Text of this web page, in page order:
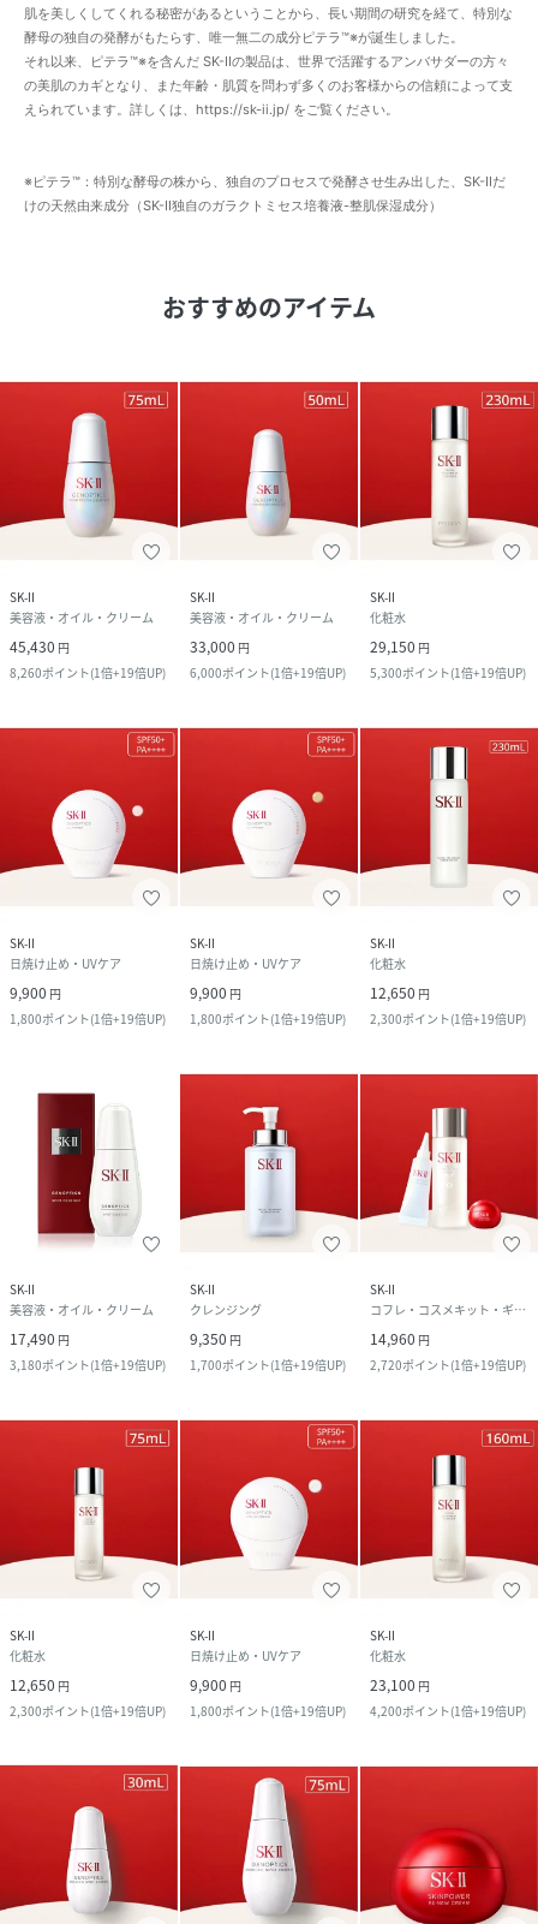
肌を美しくしてくれる秘密があるということから、長い期間の研究を経て、特別な
酵母の独自の発酵がもたらす、唯一無二の成分ピテラ™※が誕生しました。
それ以来、ピテラ™※を含んだ SK-IIの製品は、世界で活躍するアンバサダーの方々
の美肌のカギとなり、また年齢・肌質を問わず多くのお客様からの信頼によって支
えられています。詳しくは、https://sk-ii.jp/ をご覧ください。
※ピテラ™：特別な酵母の株から、独自のプロセスで発酵させ生み出した、SK-IIだ
けの天然由来成分（SK-II独自のガラクトミセス培養液-整肌保湿成分）
おすすめのアイテム
SK-II
美容液・オイル・クリーム
45,430 円
8,260ポイント(1倍+19倍UP)
SK-II
美容液・オイル・クリーム
33,000 円
6,000ポイント(1倍+19倍UP)
SK-II
化粧水
29,150 円
5,300ポイント(1倍+19倍UP)
SK-II
日焼け止め・UVケア
9,900 円
1,800ポイント(1倍+19倍UP)
SK-II
日焼け止め・UVケア
9,900 円
1,800ポイント(1倍+19倍UP)
SK-II
化粧水
12,650 円
2,300ポイント(1倍+19倍UP)
SK-II
美容液・オイル・クリーム
17,490 円
3,180ポイント(1倍+19倍UP)
SK-II
クレンジング
9,350 円
1,700ポイント(1倍+19倍UP)
SK-II
コフレ・コスメキット・ギフトセット
14,960 円
2,720ポイント(1倍+19倍UP)
SK-II
化粧水
12,650 円
2,300ポイント(1倍+19倍UP)
SK-II
日焼け止め・UVケア
9,900 円
1,800ポイント(1倍+19倍UP)
SK-II
化粧水
23,100 円
4,200ポイント(1倍+19倍UP)